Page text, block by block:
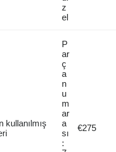
z
el
P
ar
ç
a
n
u
m
ar
a
sı
:
€275